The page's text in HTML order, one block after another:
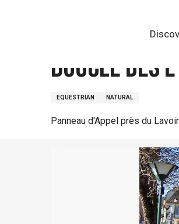
Boucle des
EQUESTRIAN NATURAL
Panneau d'Appel près du